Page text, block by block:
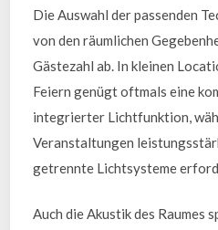
Die Auswahl der passenden
von den räumlichen
Gästezahl ab. In kleinen
Feiern genügt oftmals eine
integrierter Lichtfunktion,
Veranstaltungen
getrennte Lichtsysteme
Auch die Akustik des Raumes